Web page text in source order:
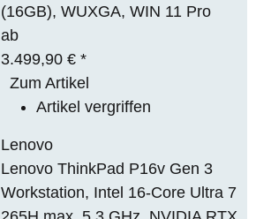
(16GB), WUXGA, WIN 11 Pro
ab
3.499,90 €*
Zum Artikel
Artikel vergriffen
Lenovo
Lenovo ThinkPad P16v Gen 3
Workstation, Intel 16-Core Ultra 7